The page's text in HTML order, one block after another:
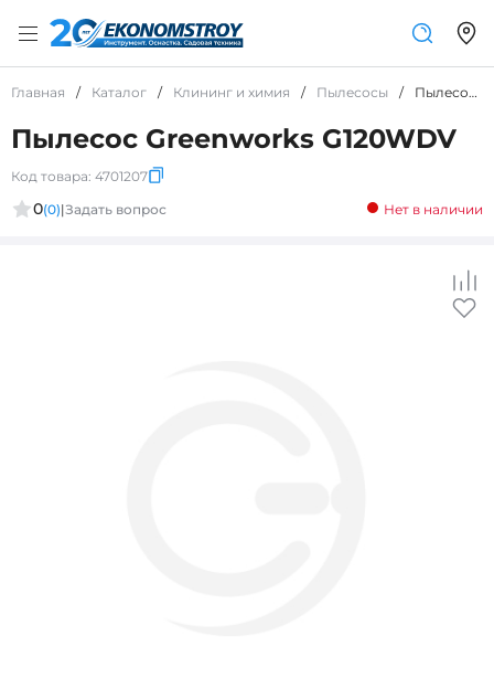
Главная / Каталог / Клининг и химия / Пылесосы / Пылесос Greenworks G120WDV
Пылесос Greenworks G120WDV
Код товара: 4701207
0(0)|Задать вопрос Нет в наличии